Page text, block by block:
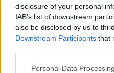
disclosure of your personal
IAB’s list of downstream
also be disclosed by us to
Downstream Participants that
Please note that this website/
Personal Data